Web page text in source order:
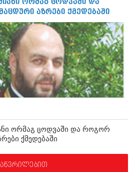
ორმაგ ცოდვაში და
აზრები ქმედებაში
ორმაგ ცოდვაში და როგორ
ქმედებაში